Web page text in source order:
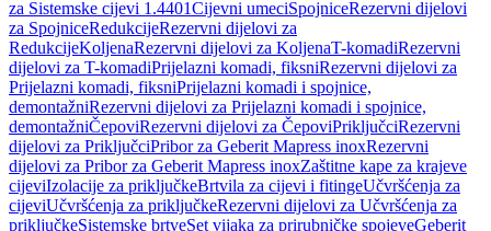
za Sistemske cijevi 1.4401Cijevni umeciSpojniceRezervni dijelovi
za SpojniceRedukcijeRezervni dijelovi za
RedukcijeKoljenaRezervni dijelovi za KoljenaT-komadiRezervni
dijelovi za T-komadiPrijelazni komadi, fiksniRezervni dijelovi za
Prijelazni komadi, fiksniPrijelazni komadi i spojnice,
demontažniRezervni dijelovi za Prijelazni komadi i spojnice,
demontažniČepoviRezervni dijelovi za ČepoviPriključciRezervni
dijelovi za PriključciPribor za Geberit Mapress inoxRezervni
dijelovi za Pribor za Geberit Mapress inoxZaštitne kape za krajeve
cijeviIzolacije za priključkeBrtvila za cijevi i fitingeUčvršćenja za
cijeviUčvršćenja za priključkeRezervni dijelovi za Učvršćenja za
priključkeSistemske brtveSet vijaka za prirubničke spojeveGeberit